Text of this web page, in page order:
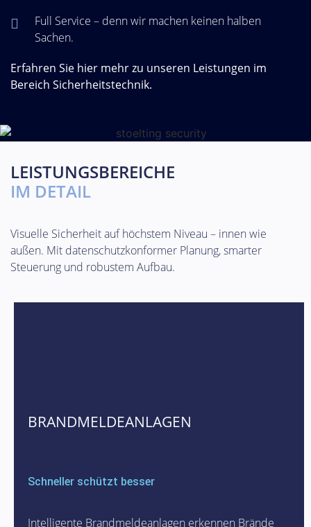
Full Service – denn wir machen keinen halben
Sachen.
Erfahren Sie hier mehr zu unseren Leistungen im
Bereich Sicherheitstechnik.
LEISTUNGSBEREICHE
IM DETAIL
Visuelle Sicherheit auf höchstem Niveau – innen wie
außen. Mit datenschutzkonformer Planung, smarter
Steuerung und robustem Aufbau.
BRANDMELDEANLAGEN
Schneller schützt besser
Intelligente Brandmeldeanlagen erkennen Brände